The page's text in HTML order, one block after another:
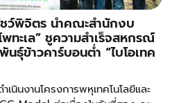
ว์พิจิตร นำคณะสำนักงบ
ทะเล” ชูความสำเร็จสหกรณ์
ธุ์ข้าวคาร์บอนต่ำ “ไบโอเทค
นินงานโครงการพหุเทคโนโลยีและ